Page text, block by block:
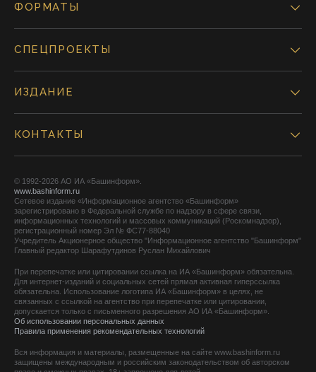
ФОРМАТЫ
СПЕЦПРОЕКТЫ
ИЗДАНИЕ
КОНТАКТЫ
© 1992-2026 АО ИА «Башинформ».
www.bashinform.ru
Сетевое издание «Информационное агентство «Башинформ»
зарегистрировано в Федеральной службе по надзору в сфере связи,
информационных технологий и массовых коммуникаций (Роскомнадзор),
регистрационный номер Эл № ФС77-88040
Учредитель Акционерное общество "Информационное агентство "Башинформ"
Главный редактор Шарафутдинов Руслан Михайлович
При перепечатке или цитировании ссылка на ИА «Башинформ» обязательна.
Для интернет-изданий и социальных сетей прямая активная гиперссылка
обязательна. Использование логотипа ИА «Башинформ» в целях, не
связанных с ссылкой на агентство при перепечатке или цитировании,
допускается только с письменного разрешения АО ИА «Башинформ».
Об использовании персональных данных
Правила применения рекомендательных технологий
Вся информация и материалы, размещенные на сайте www.bashinform.ru
защищены международным и российским законодательством об авторском